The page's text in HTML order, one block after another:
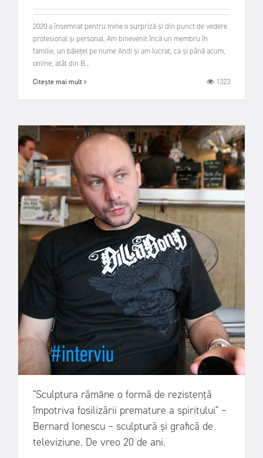
2020 a însemnat pentru mine o surpriză și din punct de vedere
profesional și personal. Am binevenit încă un membru în
familie, un băiețel pe nume Andi și am lucrat, ca și până acum,
online, atât din B...
Citește mai mult 1323
"Sculptura rămâne o formă de rezistență
împotriva fosilizării premature a spiritului" –
Bernard Ionescu – sculptură și grafică de
televiziune. De vreo 20 de ani.